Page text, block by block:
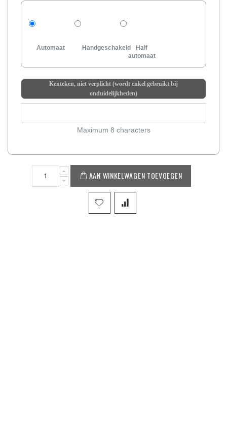
Automaat Handgeschakeld
Half
automaat
Kenteken, niet verplicht (wordt enkel gebruikt bij
onduidelijkheden)
Maximum 8 characters
AAN WINKELWAGEN TOEVOEGEN